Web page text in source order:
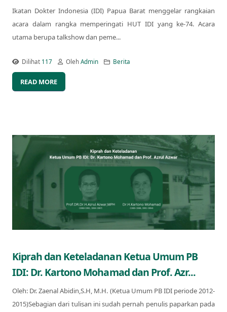
Ikatan Dokter Indonesia (IDI) Papua Barat menggelar rangkaian
acara dalam rangka memperingati HUT IDI yang ke-74. Acara
utama berupa talkshow dan peme...
Dilihat 117 OlehAdmin Berita
READ MORE
Kiprah dan Keteladanan Ketua Umum PB
IDI: Dr. Kartono Mohamad dan Prof. Azr...
Oleh: Dr. Zaenal Abidin,S.H, M.H. (Ketua Umum PB IDI periode 2012-
2015)Sebagian dari tulisan ini sudah pernah penulis paparkan pada